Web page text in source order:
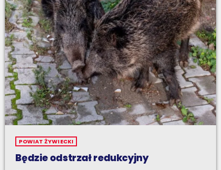
POWIAT ŻYWIECKI
Będzie odstrzał redukcyjny